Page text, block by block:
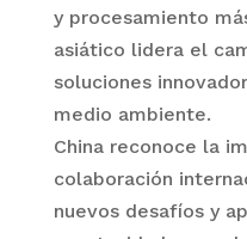
y procesamiento
asiático lidera el
soluciones
medio ambiente.
China reconoce la
colaboración
nuevos desafíos y